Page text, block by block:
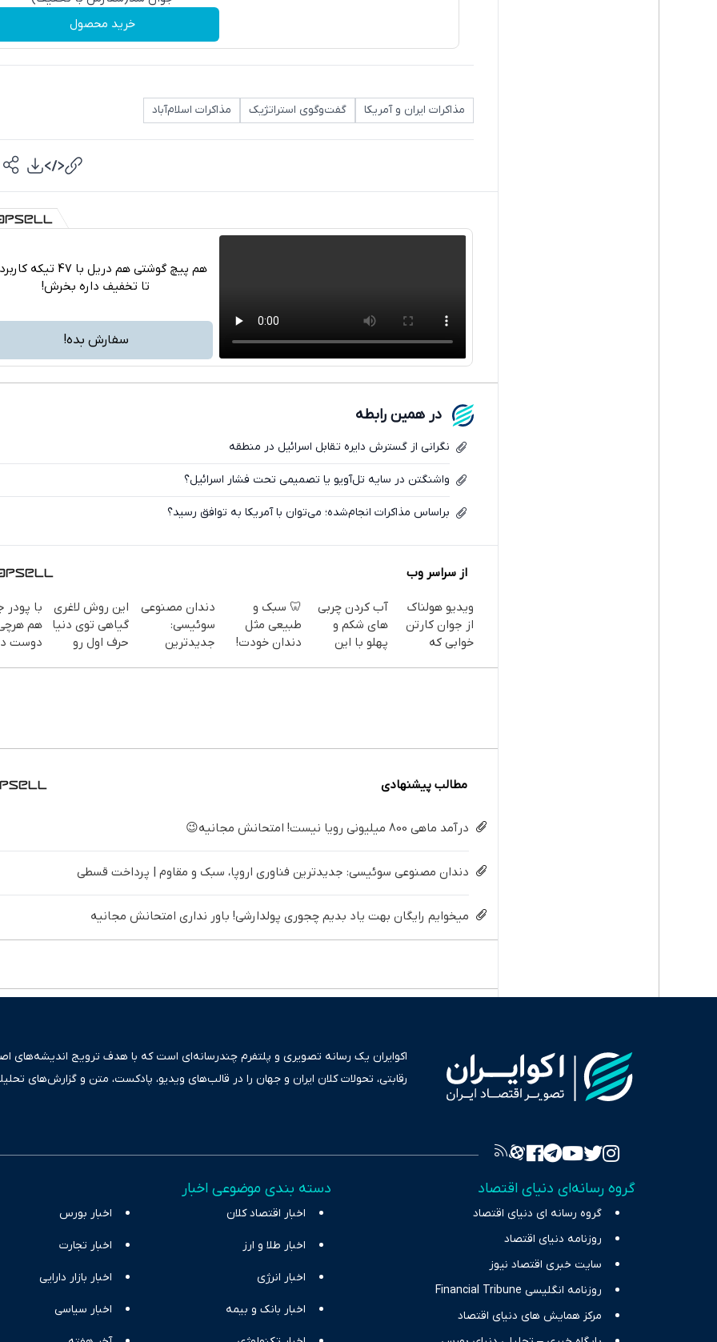
خرید محصول
مذاکرات ایران و آمریکا گفت‌وگوی استراتژیک مذاکرات اسلام‌آباد
تلگرام
فیسبوک
هم پیچ گوشتی هم دریل با 47
تا تخفیف داره بخرش!
سفارش بده!
در همین رابطه
نگرانی از گسترش دایره تقابل اسرائیل در منطقه
واشنگتن در سایه تل‌آویو یا تصمیمی تحت فشار اسرائیل؟
براساس مذاکرات انجام‌شده؛ می‌توان با آمریکا به توافق رسید؟
از سراسر وب
ویدیو هولناک
از جوان کارتن
خوابی که
آب کردن چربی
های شکم و
پهلو با این
🦷 سبک و
طبیعی مثل
دندان خودت!
دندان مصنوعی
سوئیسی:
جدیدترین
این روش لاغری
گیاهی توی دنیا
حرف اول رو
با پودر
هم
دوست
مطالب پیشنهادی
درآمد ماهی 800 میلیونی رویا نیست! امتحانش مجانیه😉
دندان مصنوعی سوئیسی: جدیدترین فناوری اروپا، سبک و مقاوم | پرداخت قسطی
میخوایم رایگان بهت یاد بدیم چجوری پولدارشی! باور نداری امتحانش مجانیه
اکوایران یک رسانه تصویری و پلتفرم چندرسانه‌ای است که با هدف ترویج اندیشه‌های
رقابتی، تحولات کلان ایران و جهان را در قالب‌های ویدیو، پادکست، متن و گزارش‌های
به عنوان منبعی دقیق و قابل اعتماد، فراتر از اطلاع‌رسانی صرف، به تبیین سیاست‌ها و
چالش‌های فقر و بیکاری را جست‌وجو کرده و در کنار تحلیل آمارها، نیازهای خبری
اقتصاد را با رویکردی حرفه‌ای و روزآمد پوشش می‌دهیم.
گروه رسانه‌ای دنیای اقتصاد
گروه رسانه ای دنیای اقتصاد
روزنامه دنیای اقتصاد
سایت خبری اقتصاد نیوز
روزنامه انگلیسی Financial Tribune
مرکز همایش های دنیای اقتصاد
دسته بندی موضوعی اخبار
اخبار اقتصاد کلان اخبار بورس
اخبار طلا و ارز اخبار تجارت
اخبار انرژی اخبار بازار دارایی
اخبار بانک و بیمه اخبار سیاسی